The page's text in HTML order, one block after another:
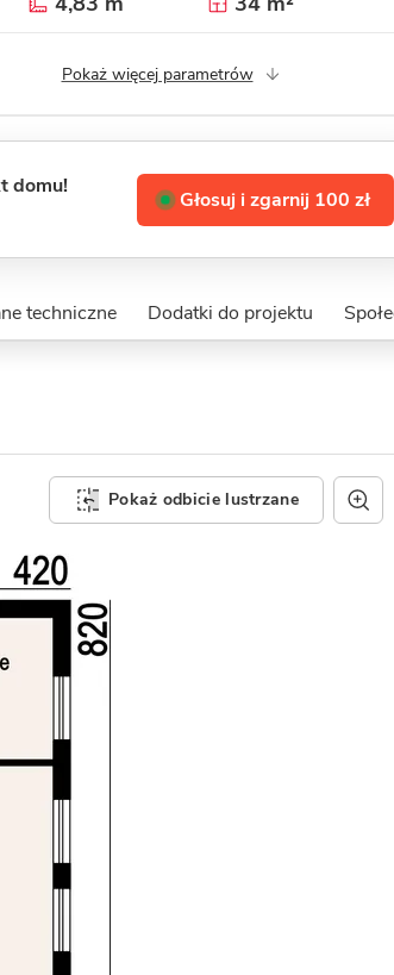
Pokaż więcej parametrów
domu!
Głosuj i zgarnij 100 zł
techniczne Dodatki do projektu
Pokaż odbicie lustrzane